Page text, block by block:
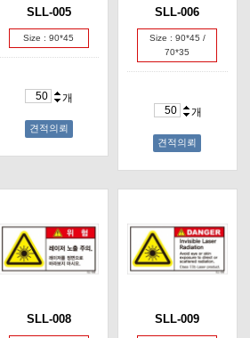
SLL-005
Size : 90*45
개
견적의뢰
SLL-006
Size : 90*45 /
70*35
개
견적의뢰
SLL-008 SLL-009